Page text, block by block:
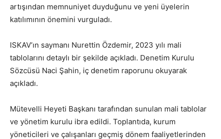
artışından memnuniyet duyduğunu ve yeni üyelerin
katılımının önemini vurguladı.
ISKAV’ın saymanı Nurettin Özdemir, 2023 yılı mali
tablolarını detaylı bir şekilde açıkladı. Denetim Kurulu
Sözcüsü Naci Şahin, iç denetim raporunu okuyarak
açıkladı.
Mütevelli Heyeti Başkanı tarafından sunulan mali tablolar
ve yönetim kurulu ibra edildi. Toplantıda, kurum
yöneticileri ve çalışanları geçmiş dönem faaliyetlerinden